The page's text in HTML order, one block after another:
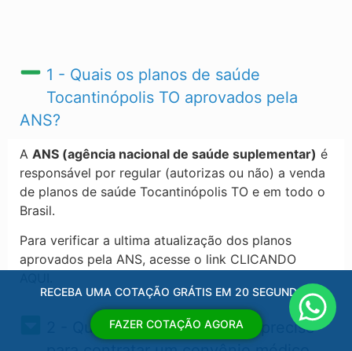
1 - Quais os planos de saúde
Tocantinópolis TO​ aprovados pela
ANS?
A ANS (agência nacional de saúde suplementar) é
responsável por regular (autorizas ou não) a venda
de planos de saúde Tocantinópolis TO​ e em todo o
Brasil.
Para verificar a ultima atualização dos planos
aprovados pela ANS, acesse o link CLICANDO
2 - Quais os documentos eu preciso
RECEBA UMA COTAÇÃO GRÁTIS EM 20 SEGUNDOS
FAZER COTAÇÃO AGORA